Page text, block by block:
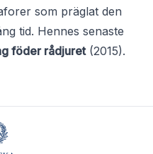
som präglat den
tid. Hennes senaste
föder rådjuret(2015).